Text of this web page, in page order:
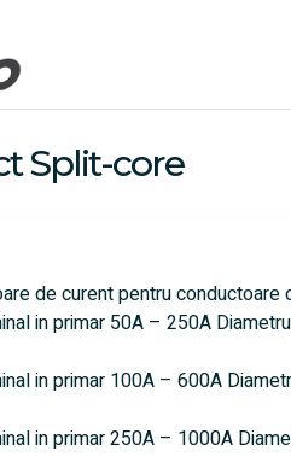
Split-core
de curent pentru conductoare
in primar 50A – 250A
in primar 100A – 600A
in primar 250A – 1000A